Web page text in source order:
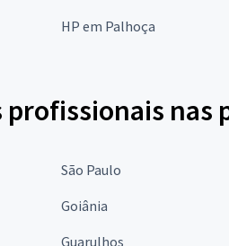
HP em Palhoça
nas
São Paulo
Goiânia
Guarulhos